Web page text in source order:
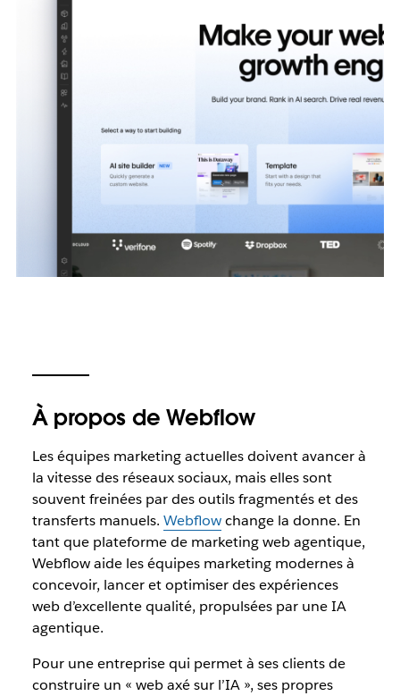
À propos de Webflow
Les équipes marketing actuelles doivent avancer à
la vitesse des réseaux sociaux, mais elles sont
souvent freinées par des outils fragmentés et des
transferts manuels. Webflowchange la donne. En
tant que plateforme de marketing web agentique,
Webflow aide les équipes marketing modernes à
concevoir, lancer et optimiser des expériences
web d’excellente qualité, propulsées par une IA
agentique.
Pour une entreprise qui permet à ses clients de
construire un « web axé sur l’IA », ses propres